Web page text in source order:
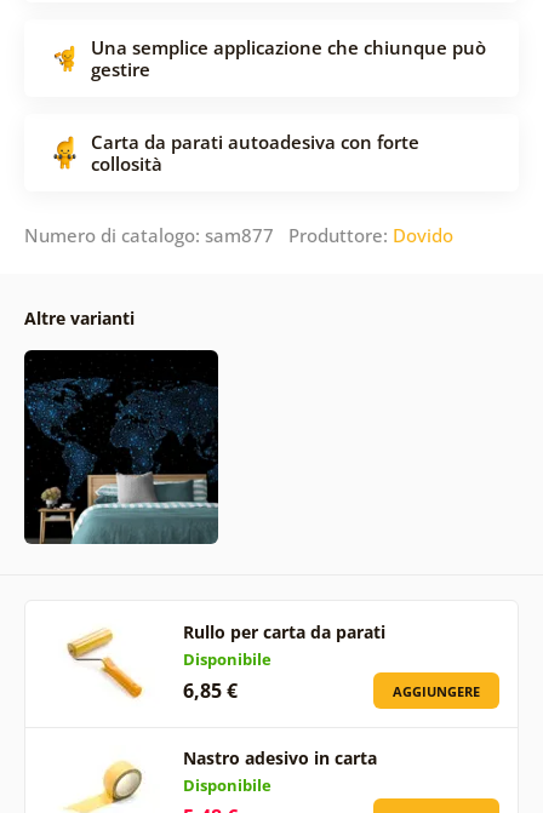
Una semplice applicazione che chiunque può
gestire
Carta da parati autoadesiva con forte
collosità
Numero di catalogo: sam877 Produttore: Dovido
Altre varianti
Rullo per carta da parati
Disponibile
6,85 € AGGIUNGERE
Nastro adesivo in carta
Disponibile